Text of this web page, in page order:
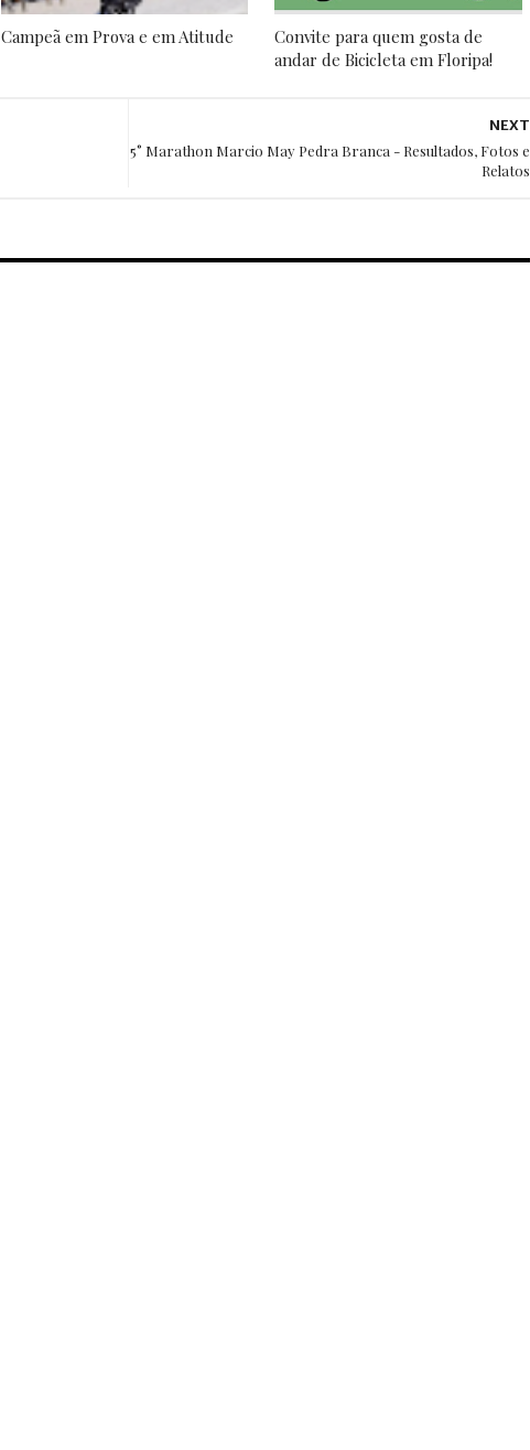
Campeã em Prova e em Atitude
Convite para quem gosta de
andar de Bicicleta em Floripa!
NEXT
5° Marathon Marcio May Pedra Branca - Resultados, Fotos e
Relatos